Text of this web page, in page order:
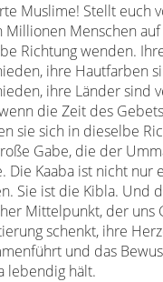
Muslime! Stellt euch
Millionen Menschen
Richtung wenden.
ihre Hautfarben
ihre Länder sind
die Zeit des
sie sich in dieselbe
Gabe, die der
Die Kaaba ist nicht nur
Sie ist die Kibla. Und
Mittelpunkt, der uns
schenkt, ihre
und das
lebendig hält.